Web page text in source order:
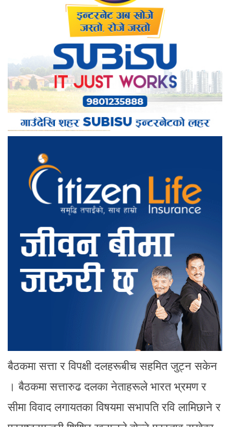
बैठकमा सत्ता र विपक्षी दलहरूबीच सहमित जुट्न सकेन
। बैठकमा सत्तारुढ दलका नेताहरूले भारत भ्रमण र
सीमा विवाद लगायतका विषयमा सभापति रवि लामिछाने र